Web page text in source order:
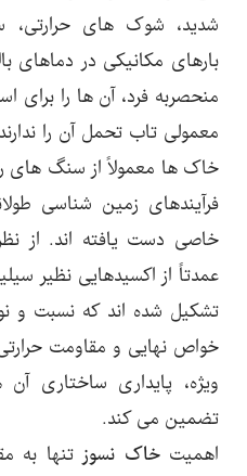
شدید، شوک های حرارتی،
بارهای مکانیکی در دماهای
منحصربه فرد، آن ها را برای
معمولی تاب تحمل آن را
خاک ها معمولاً از سنگ های
فرآیندهای زمین شناسی
خاصی دست یافته اند. از
تشکیل شده اند که نسبت و
خواص نهایی و مقاومت
ویژه، پایداری ساختاری آن
تضمین می کند.
اهمیتخاک نسوز تنها به